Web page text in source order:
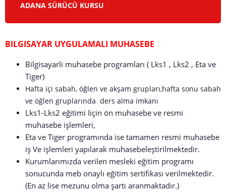
ADANA SÜRÜCÜ KURSU
BILGISAYAR UYGULAMALI MUHASEBE
Bilgisayarli muhasebe programları ( Lks1 , Lks2 , Eta ve
Tiger)
Hafta içi sabah, öğlen ve akşam grupları,hafta sonu sabah
ve öğlen gruplarında ders alma imkanı
Lks1-Lks2 eğitimi Iiçin ön muhasebe ve resmi
muhasebe işlemleri,
Eta ve Tiger programında ise tamamen resmi muhasebe
iş Ve işlemleri yapılarak muhasebeleştirilmektedir.
Kurumlarımızda verilen mesleki eğitim programı
sonucunda meb onaylı eğitim sertifikası verilmektedir.
(En az lise mezunu olma şartı aranmaktadır.)